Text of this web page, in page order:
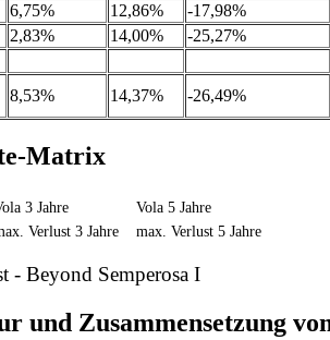
6,75% 12,86%
-17,98%
2,83% 14,00%
-25,27%
8,53% 14,37% -26,49%
Matrix
3 Jahre
Vola 5 Jahre
Verlust 3 Jahre max. Verlust 5 Jahre
- Beyond Semperosa I
und Zusammensetzung